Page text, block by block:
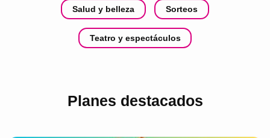
Salud y belleza Sorteos
Teatro y espectáculos
Planes destacados